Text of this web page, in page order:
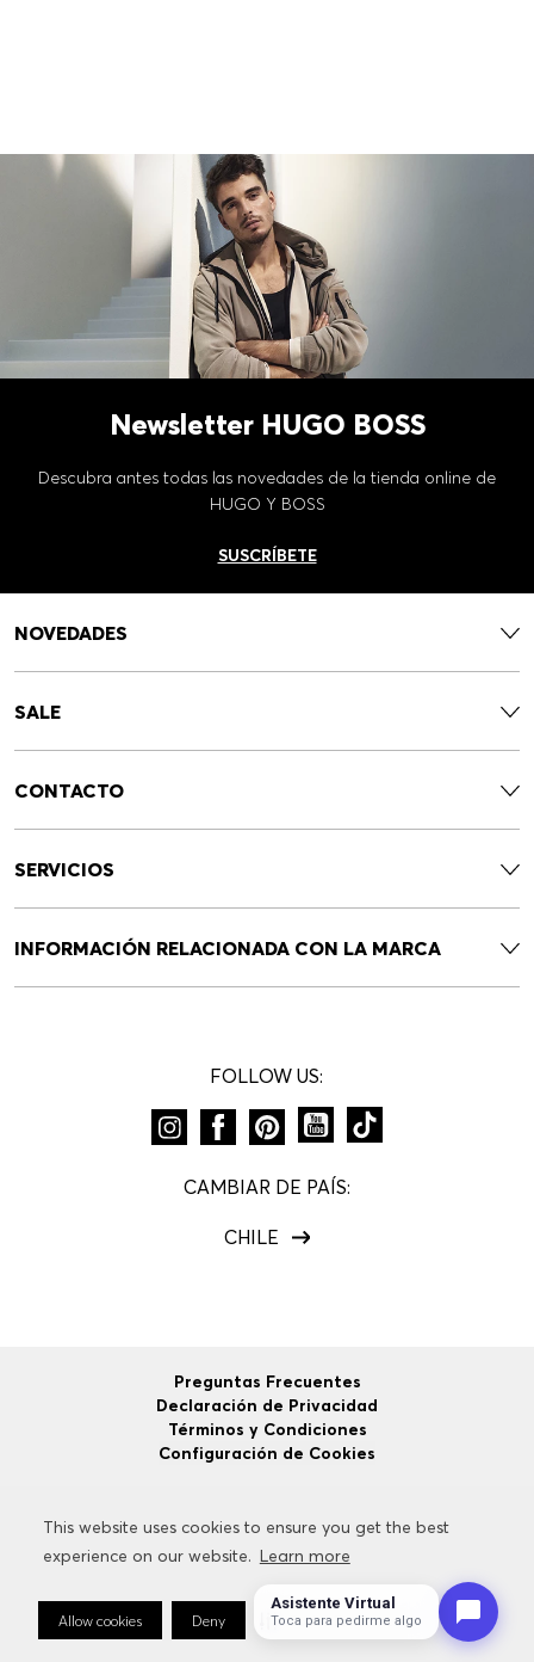
This website uses cookies to ensure you get the best
experience on our website. Learn more
Allow cookies Deny Cookie Preferences
This website uses cookies to ensure you get the best
experience on our website. Learn more
Allow cookies Deny Cookie Preferences
Newsletter HUGO BOSS
Descubra antes todas las novedades de la tienda online de
HUGO Y BOSS
SUSCRÍBETE
NOVEDADES
SALE
CONTACTO
SERVICIOS
INFORMACIÓN RELACIONADA CON LA MARCA
FOLLOW US:
CAMBIAR DE PAÍS:
CHILE
Preguntas Frecuentes
Declaración de Privacidad
Términos y Condiciones
Configuración de Cookies
© 2026 HUGO BOSS Todos los Derechos Reservados.
Asistente Virtual
Toca para pedirme algo